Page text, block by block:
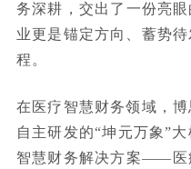
务深耕，交出了一份亮
业更是锚定方向、蓄势
程。
在医疗智慧财务领域，
自主研发的“坤元万象”
智慧财务解决方案——医